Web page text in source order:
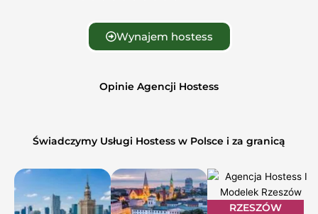
Wynajem hostess
Opinie Agencji Hostess
Świadczymy Usługi Hostess w Polsce i za granicą
RZESZÓW